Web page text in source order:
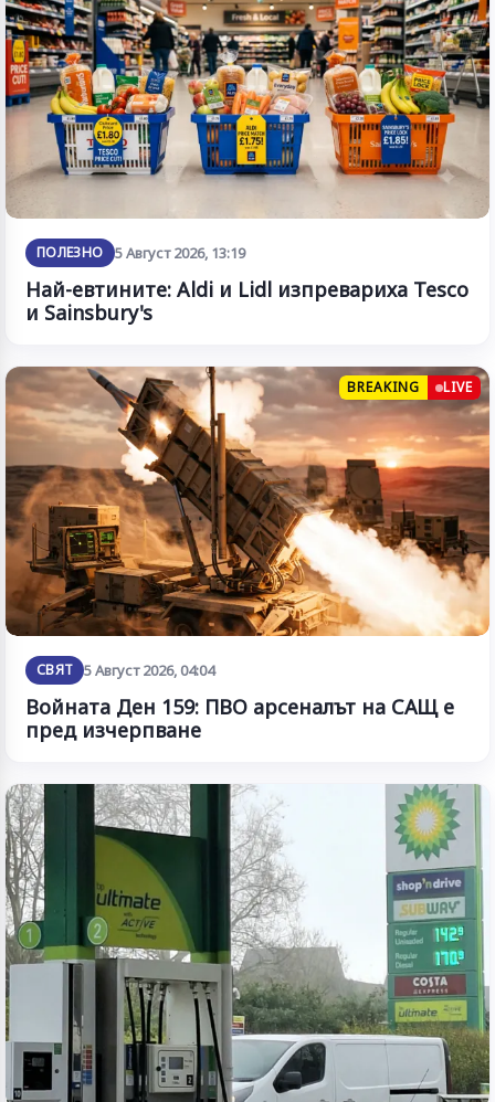
ПОЛЕЗНО 5 Август 2026, 13:19
Най-евтините: Aldi и Lidl изпревариха Tesco
и Sainsbury's
BREAKING LIVE
СВЯТ 5 Август 2026, 04:04
Войната Ден 159: ПВО арсеналът на САЩ е
пред изчерпване